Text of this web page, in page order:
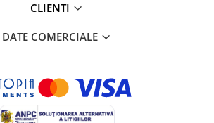
CLIENTI
DATE COMERCIALE